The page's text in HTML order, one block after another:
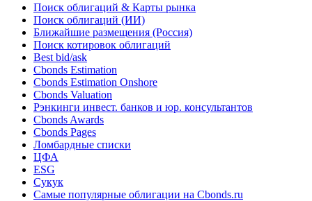
Поиск облигаций & Карты рынка
Поиск облигаций (ИИ)
Ближайшие размещения (Россия)
Поиск котировок облигаций
Best bid/ask
Cbonds Estimation
Cbonds Estimation Onshore
Cbonds Valuation
Рэнкинги инвест. банков и юр. консультантов
Cbonds Awards
Cbonds Pages
Ломбардные списки
ЦФА
ESG
Сукук
Самые популярные облигации на Cbonds.ru